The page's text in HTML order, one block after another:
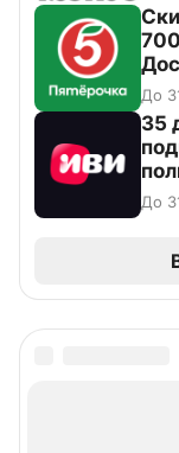
До
35
До